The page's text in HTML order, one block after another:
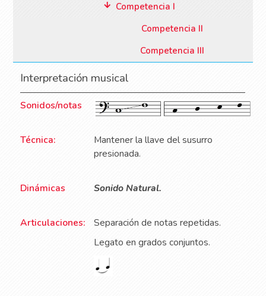
Competencia I
Competencia II
Competencia III
Interpretación musical
Sonidos/notas
Técnica:
Mantener la llave del susurro
presionada.
Dinámicas Sonido Natural.
Articulaciones:
Separación de notas repetidas.
Legato en gradosconjuntos.